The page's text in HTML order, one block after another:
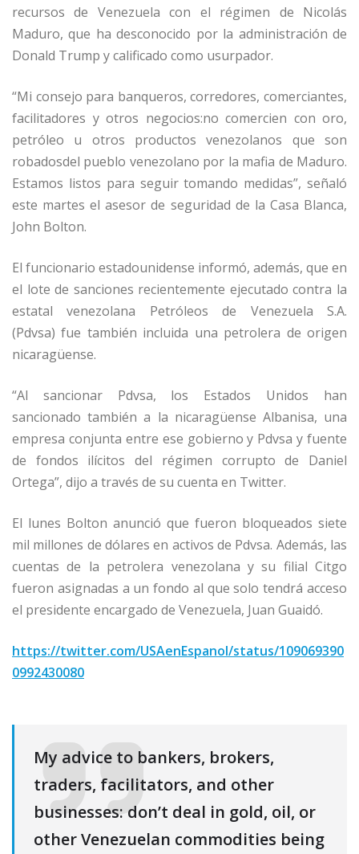
recursos de Venezuela con el régimen de Nicolás
Maduro, que ha desconocido por la administración de
Donald Trump y calificado como usurpador.
“Mi consejo para banqueros, corredores, comerciantes,
facilitadores y otros negocios:no comercien con oro,
petróleo u otros productos venezolanos que son
robadosdel pueblo venezolano por la mafia de Maduro.
Estamos listos para seguir tomando medidas”, señaló
este martes el asesor de seguridad de la Casa Blanca,
John Bolton.
El funcionario estadounidense informó, además, que en
el lote de sanciones recientemente ejecutado contra la
estatal venezolana Petróleos de Venezuela S.A.
(Pdvsa) fue también incluida una petrolera de origen
nicaragüense.
“Al sancionar Pdvsa, los Estados Unidos han
sancionado también a la nicaragüense Albanisa, una
empresa conjunta entre ese gobierno y Pdvsa y fuente
de fondos ilícitos del régimen corrupto de Daniel
Ortega”, dijo a través de su cuenta en Twitter.
El lunes Bolton anunció que fueron bloqueados siete
mil millones de dólares en activos de Pdvsa. Además, las
cuentas de la petrolera venezolana y su filial Citgo
fueron asignadas a un fondo al que solo tendrá acceso
el presidente encargado de Venezuela, Juan Guaidó.
https://twitter.com/USAenEspanol/status/109069390
0992430080
My advice to bankers, brokers,
traders, facilitators, and other
businesses: don’t deal in gold, oil, or
other Venezuelan commodities being